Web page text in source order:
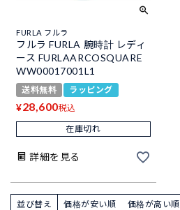
FURLA フルラ
フルラ FURLA 腕時計 レディ
ース FURLAARCOSQUARE
WW00017001L1
送料無料 ラッピング
¥28,600税込
在庫切れ
詳細を見る
並び替え 価格が安い順 価格が高い順